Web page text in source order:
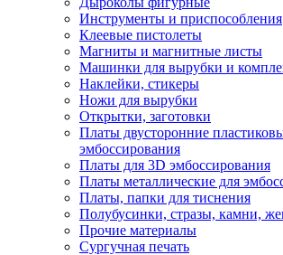
Инструменты и приспособления
Клеевые пистолеты
Магниты и магнитные листы
Машинки для вырубки и
Наклейки, стикеры
Ножи для вырубки
Открытки, заготовки
Платы двусторонние
эмбоссирования
Платы для 3D эмбоссирования
Платы металлические для
Платы, папки для тиснения
Полубусинки, стразы, камни,
Прочие материалы
Сургучная печать